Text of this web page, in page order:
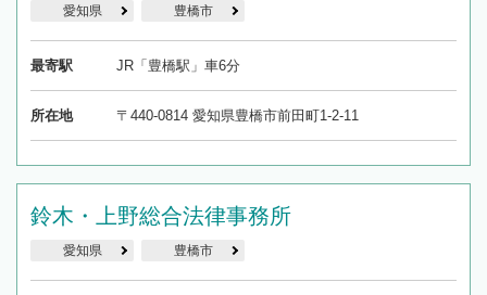
愛知県 豊橋市
最寄駅 JR「豊橋駅」車6分
所在地 〒440-0814 愛知県豊橋市前田町1-2-11
鈴木・上野総合法律事務所
愛知県 豊橋市